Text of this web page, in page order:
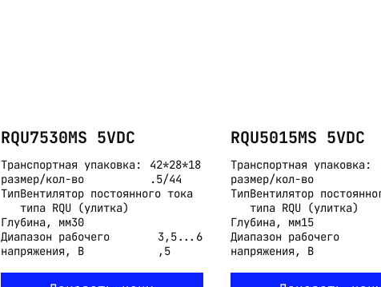
RQU7530MS 5VDC
Транспортная упаковка:
размер/кол-во
42*28*18
.5/44
ТипВентилятор постоянного тока
типа RQU (улитка)
Глубина, мм30
Диапазон рабочего
напряжения, В
3,5...6
,5
RQU5015MS 5VDC
Транспортная упаковка:
размер/кол-во
ТипВентилятор
типа RQU (улитка)
Глубина, мм15
Диапазон рабочего
напряжения, В